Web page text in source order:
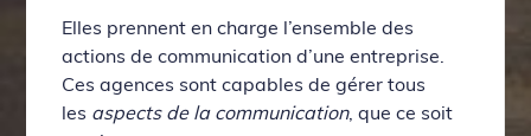
Elles prennent en charge l’ensemble des
actions de communication d’une entreprise.
Ces agences sont capables de gérer tous
les aspects de la communication, que ce soit